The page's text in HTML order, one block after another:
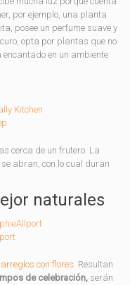
por ejemplo, una planta
posee un perfume suave y
opta por plantas que no
encantado en un ambiente
cerca de un frutero. La
abran, con lo cual duran
naturales
arreglos con flores. Resultan
de celebración, serán